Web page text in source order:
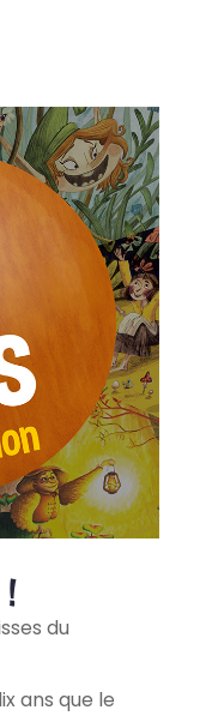
!
du
ans que le